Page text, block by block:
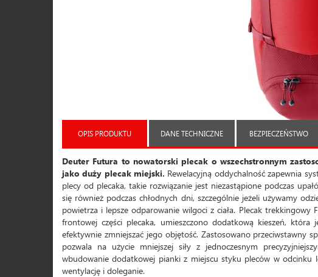
OPIS PRODUKTU DANE TECHNICZNE BEZPIECZEŃSTWO
Deuter Futura to nowatorski plecak o wszechstronnym
jako duży plecak miejski. Rewelacyjną oddychalność zapewnia
plecy od plecaka, takie rozwiązanie jest niezastąpione podczas
się również podczas chłodnych dni, szczególnie jeżeli używamy
powietrza i lepsze odparowanie wilgoci z ciała. Plecak
frontowej części plecaka, umieszczono dodatkową kieszeń,
efektywnie zmniejszać jego objętość. Zastosowano przeciwstawny
pozwala na użycie mniejszej siły z jednoczesnym
wbudowanie dodatkowej pianki z miejscu styku pleców w odcinku
wentylację i doleganie.